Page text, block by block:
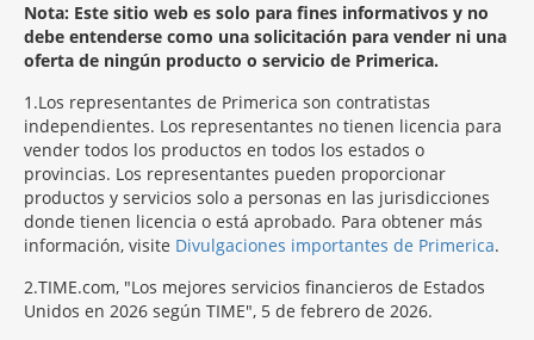
Nota: Este sitio web es solo para fines informativos y no
debe entenderse como una solicitación para vender ni una
oferta de ningún producto o servicio de Primerica.
1 Los representantes de Primerica son contratistas
independientes. Los representantes no tienen licencia para
vender todos los productos en todos los estados o
provincias. Los representantes pueden proporcionar
productos y servicios solo a personas en las jurisdicciones
donde tienen licencia o está aprobado. Para obtener más
información, visite Divulgaciones importantes de Primerica.
2 TIME.com, "Los mejores servicios financieros de Estados
Unidos en 2026 según TIME", 5 de febrero de 2026.